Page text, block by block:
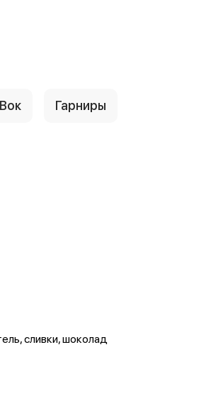
Гарниры
сливки, шоколад